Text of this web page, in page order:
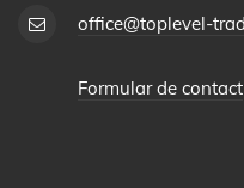
office@toplevel-
Formular de contact